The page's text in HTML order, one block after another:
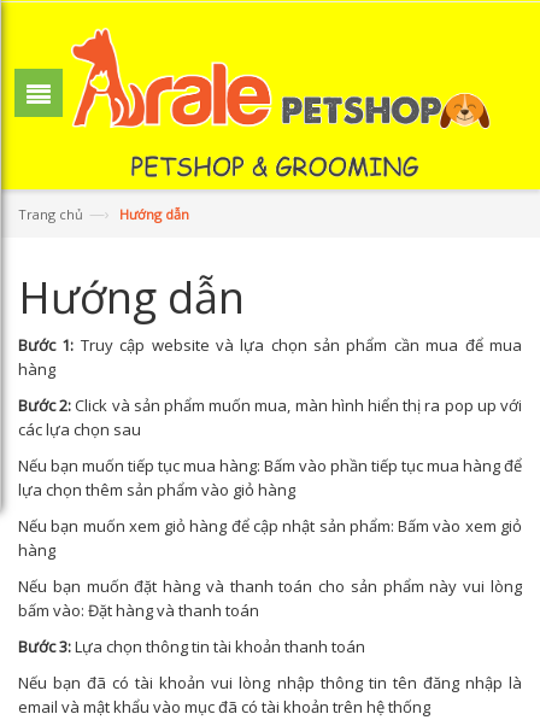
Trang chủ —› Hướng dẫn
Hướng dẫn
Bước 1: Truy cập website và lựa chọn sản phẩm cần mua để mua
hàng
Bước 2:Click và sản phẩm muốn mua, màn hình hiển thị ra pop up với
các lựa chọn sau
Nếu bạn muốn tiếp tục mua hàng: Bấm vào phần tiếp tục mua hàng để
lựa chọn thêm sản phẩm vào giỏ hàng
Nếu bạn muốn xem giỏ hàng để cập nhật sản phẩm: Bấm vào xem giỏ
hàng
Nếu bạn muốn đặt hàng và thanh toán cho sản phẩm này vui lòng
bấm vào: Đặt hàng và thanh toán
Bước 3:Lựa chọn thông tin tài khoản thanh toán
Nếu bạn đã có tài khoản vui lòng nhập thông tin tên đăng nhập là
email và mật khẩu vào mục đã có tài khoản trên hệ thống